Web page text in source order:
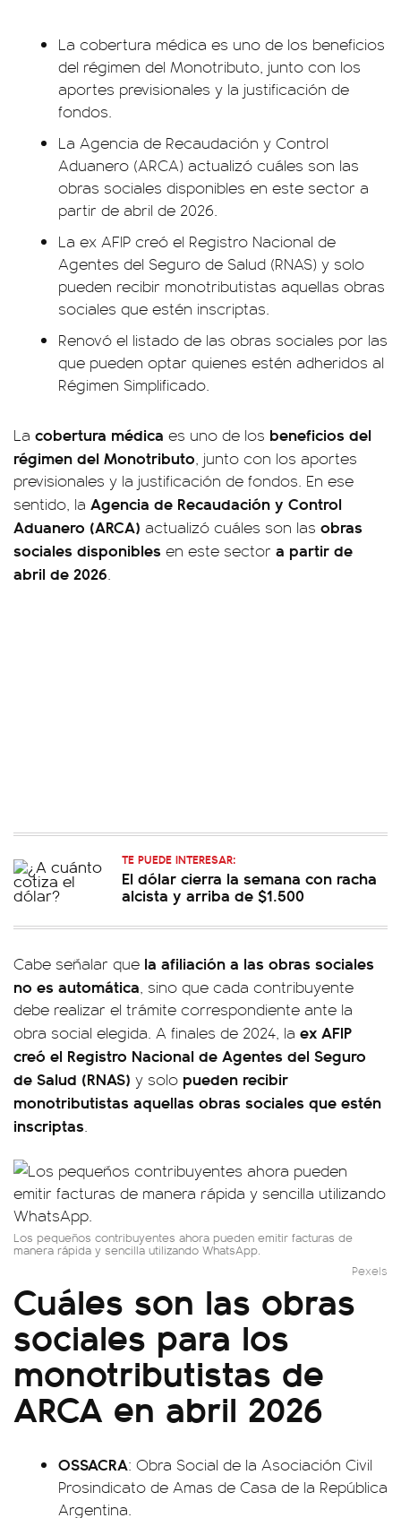
La cobertura médica es uno de los beneficios
del régimen del Monotributo, junto con los
aportes previsionales y la justificación de
fondos.
La Agencia de Recaudación y Control
Aduanero (ARCA) actualizó cuáles son las
obras sociales disponibles en este sector a
partir de abril de 2026.
La ex AFIP creó el Registro Nacional de
Agentes del Seguro de Salud (RNAS) y solo
pueden recibir monotributistas aquellas obras
sociales que estén inscriptas.
Renovó el listado de las obras sociales por las
que pueden optar quienes estén adheridos al
Régimen Simplificado.
La cobertura médica es uno de los beneficios del
régimen del Monotributo, junto con los aportes
previsionales y la justificación de fondos. En ese
sentido, la Agencia de Recaudación y Control
Aduanero (ARCA) actualizó cuáles son las obras
sociales disponibles en este sector a partir de
abril de 2026.
TE PUEDE INTERESAR:
El dólar cierra la semana con racha
alcista y arriba de $1.500
Cabe señalar que la afiliación a las obras sociales
no es automática, sino que cada contribuyente
debe realizar el trámite correspondiente ante la
obra social elegida. A finales de 2024, la ex AFIP
creó el Registro Nacional de Agentes del Seguro
de Salud (RNAS) y solo pueden recibir
monotributistas aquellas obras sociales que estén
inscriptas.
Los pequeños contribuyentes ahora pueden emitir facturas de
manera rápida y sencilla utilizando WhatsApp.
Pexels
Cuáles son las obras
sociales para los
monotributistas de
ARCA en abril 2026
OSSACRA: Obra Social de la Asociación Civil
Prosindicato de Amas de Casa de la República
Argentina.